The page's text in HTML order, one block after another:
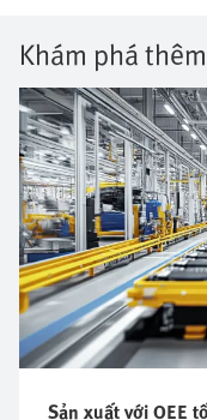
Khám phá
Sản xuất với OEE